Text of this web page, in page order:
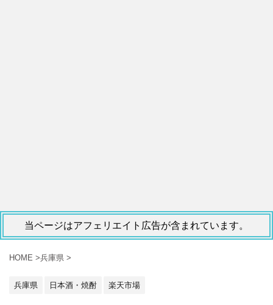
当ページはアフェリエイト広告が含まれています。
HOME >兵庫県 >
兵庫県 日本酒・焼酎 楽天市場